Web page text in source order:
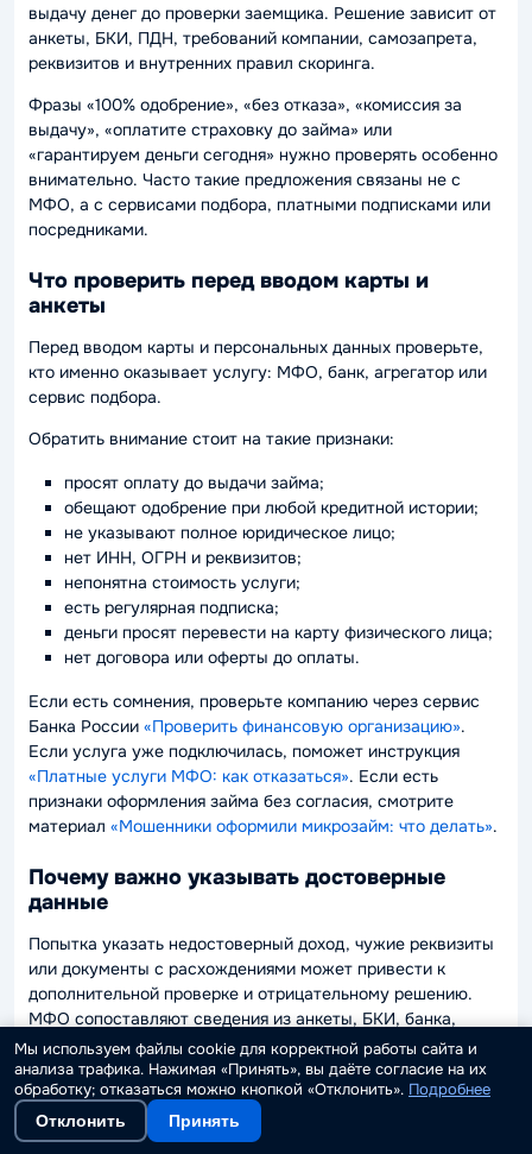
выдачу денег до проверки заемщика. Решение зависит от
анкеты, БКИ, ПДН, требований компании, самозапрета,
реквизитов и внутренних правил скоринга.
Фразы «100% одобрение», «без отказа», «комиссия за
выдачу», «оплатите страховку до займа» или
«гарантируем деньги сегодня» нужно проверять особенно
внимательно. Часто такие предложения связаны не с
МФО, а с сервисами подбора, платными подписками или
посредниками.
Что проверить перед вводом карты и
анкеты
Перед вводом карты и персональных данных проверьте,
кто именно оказывает услугу: МФО, банк, агрегатор или
сервис подбора.
Обратить внимание стоит на такие признаки:
просят оплату до выдачи займа;
обещают одобрение при любой кредитной истории;
не указывают полное юридическое лицо;
нет ИНН, ОГРН и реквизитов;
непонятна стоимость услуги;
есть регулярная подписка;
деньги просят перевести на карту физического лица;
нет договора или оферты до оплаты.
Если есть сомнения, проверьте компанию через сервис
Банка России «Проверить финансовую организацию».
Если услуга уже подключилась, поможет инструкция
«Платные услуги МФО: как отказаться». Если есть
признаки оформления займа без согласия, смотрите
материал «Мошенники оформили микрозайм: что делать».
Почему важно указывать достоверные
данные
Попытка указать недостоверный доход, чужие реквизиты
или документы с расхождениями может привести к
дополнительной проверке и отрицательному решению.
МФО сопоставляют сведения из анкеты, БКИ, банка,
документов и антифрод-систем.
Безопаснее работать с реальным профилем: подтвердить
доход, снизить долговую нагрузку, обновить документы,
исправить ошибки в БКИ и подавать заявки точечно.
Мы используем файлы cookie для корректной работы сайта и
анализа трафика. Нажимая «Принять», вы даёте согласие на их
обработку; отказаться можно кнопкой «Отклонить». Подробнее
Отклонить Принять